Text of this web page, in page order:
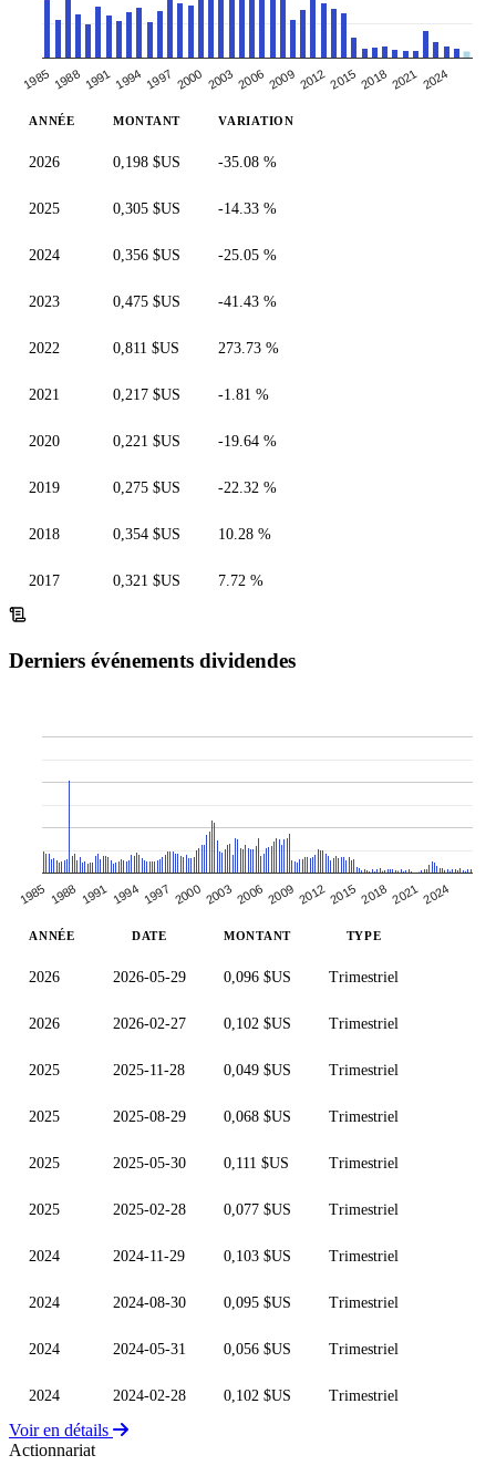
1985 1988 1991 1994 1997 2000 20032006 2009 20122015 20182021 2024
ANNÉE MONTANT VARIATION
2026 0,198 $US -35.08 %
2025 0,305 $US -14.33 %
2024 0,356 $US -25.05 %
2023 0,475 $US -41.43 %
2022 0,811 $US 273.73 %
2021 0,217 $US -1.81 %
2020 0,221 $US -19.64 %
2019 0,275 $US -22.32 %
2018 0,354 $US 10.28 %
2017 0,321 $US 7.72 %
Derniers événements dividendes
1985 1988 1991 1994 1997 2000 20032006 2009 20122015 201820212024
ANNÉE DATE MONTANT TYPE
2026 2026-05-29 0,096 $US Trimestriel
2026 2026-02-27 0,102 $US Trimestriel
2025 2025-11-28 0,049 $US Trimestriel
2025 2025-08-29 0,068 $US Trimestriel
2025 2025-05-30 0,111 $US Trimestriel
2025 2025-02-28 0,077 $US Trimestriel
2024 2024-11-29 0,103 $US Trimestriel
2024 2024-08-30 0,095 $US Trimestriel
2024 2024-05-31 0,056 $US Trimestriel
2024 2024-02-28 0,102 $US Trimestriel
Voir en détails
Actionnariat